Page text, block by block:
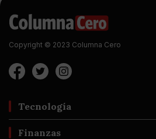
Copyright © 2023 Columna Cero
Tecnología
Finanzas